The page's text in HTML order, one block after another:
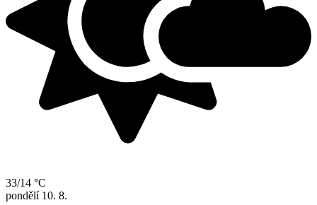
33/14 °C
pondělí 10. 8.